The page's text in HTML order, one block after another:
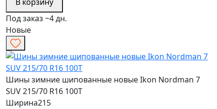
Под заказ ~4 дн.
Новые
Шины зимние шипованные новые Ikon Nordman 7
SUV 215/70 R16 100T
Ширина215